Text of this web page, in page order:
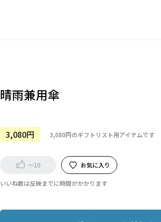
晴雨兼用傘
3,080円 3,080円のギフトリスト用アイテムです
～10 お気に入り
いいね数は反映までに時間がかかります